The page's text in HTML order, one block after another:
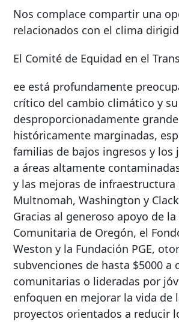
Nos complace compartir una
relacionados con el clima
El Comité de Equidad en el
ee está profundamente
crítico del cambio climático y
desproporcionadamente
históricamente marginadas,
familias de bajos ingresos y los
a áreas altamente
y las mejoras de
Multnomah, Washington y
Gracias al generoso apoyo de
Comunitaria de Oregón, el
Weston y la Fundación PGE,
subvenciones de hasta $5000 a
comunitarias o lideradas por
enfoquen en mejorar la vida de
proyectos orientados a reducir